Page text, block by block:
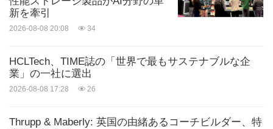
新を牽引
2026-08-08 20:08 34
HCLTech、TIME誌の「世界で最もサステナブルな企
業」の一社に選出
2026-08-08 17:28 26
Thrupp & Maberly: 英国の由緒あるコーチビルダー、特